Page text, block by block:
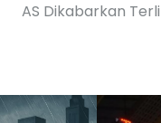
AS Dikabarkan